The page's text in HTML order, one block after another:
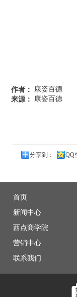
作者：
康姿百德
来源：
康姿
分享到： QQ
首页
新闻中心
西点商学院
营销中心
联系我们